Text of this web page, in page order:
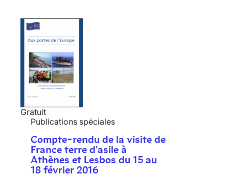
Gratuit
Publications spéciales
Compte-rendu de la visite de
France terre d'asile à
Athènes et Lesbos du 15 au
18 février 2016